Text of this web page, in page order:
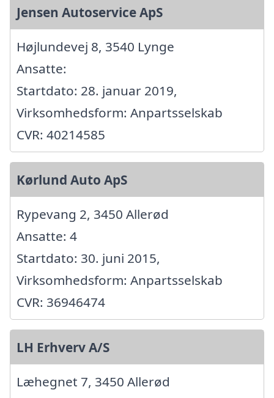
Jensen Autoservice ApS
Højlundevej 8, 3540 Lynge
Ansatte:
Startdato: 28. januar 2019,
Virksomhedsform: Anpartsselskab
CVR: 40214585
Kørlund Auto ApS
Rypevang 2, 3450 Allerød
Ansatte: 4
Startdato: 30. juni 2015,
Virksomhedsform: Anpartsselskab
CVR: 36946474
LH Erhverv A/S
Læhegnet 7, 3450 Allerød